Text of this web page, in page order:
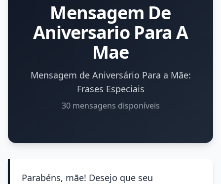
Mensagem De
Aniversario Para A
Mae
Mensagem de Aniversário Para a Mãe:
Frases Especiais
30 mensagens disponíveis
Parabéns, mãe! Desejo que seu